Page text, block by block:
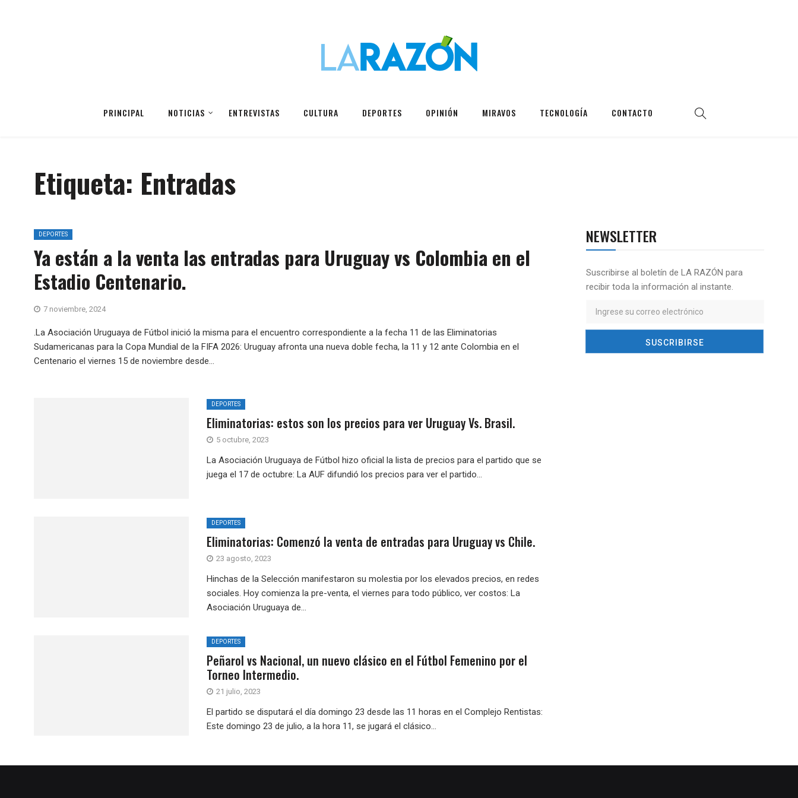
PRINCIPAL NOTICIAS ENTREVISTAS CULTURA DEPORTES OPINIÓN MIRAVOS TECNOLOGÍA CONTACTO
Etiqueta: Entradas
DEPORTES
Ya están a la venta las entradas para Uruguay vs Colombia en el
Estadio Centenario.
7 noviembre, 2024
.La Asociación Uruguaya de Fútbol inició la misma para el encuentro correspondiente a la fecha 11 de las Eliminatorias
Sudamericanas para la Copa Mundial de la FIFA 2026: Uruguay afronta una nueva doble fecha, la 11 y 12 ante Colombia en el
Centenario el viernes 15 de noviembre desde...
DEPORTES
Eliminatorias: estos son los precios para ver Uruguay Vs. Brasil.
5 octubre, 2023
La Asociación Uruguaya de Fútbol hizo oficial la lista de precios para el partido que se
juega el 17 de octubre: La AUF difundió los precios para ver el partido...
DEPORTES
Eliminatorias: Comenzó la venta de entradas para Uruguay vs Chile.
23 agosto, 2023
Hinchas de la Selección manifestaron su molestia por los elevados precios, en redes
sociales. Hoy comienza la pre-venta, el viernes para todo público, ver costos: La
Asociación Uruguaya de...
DEPORTES
Peñarol vs Nacional, un nuevo clásico en el Fútbol Femenino por el
Torneo Intermedio.
21 julio, 2023
El partido se disputará el día domingo 23 desde las 11 horas en el Complejo Rentistas:
Este domingo 23 de julio, a la hora 11, se jugará el clásico...
NEWSLETTER
Suscribirse al boletín de LA RAZÓN para
recibir toda la información al instante.